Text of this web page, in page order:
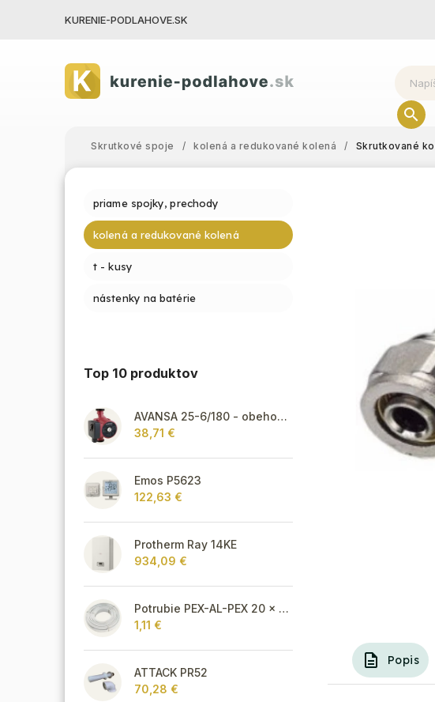
KURENIE-PODLAHOVE.SK
Skrutkové spoje / kolená a redukované kolená / Skrutkované
priame spojky, prechody
kolená a redukované kolená
t - kusy
nástenky na batérie
Top 10 produktov
AVANSA 25-6/180 - obehové čerpadlo, pripojovací závit 6/4"
38,71 €
Emos P5623
122,63 €
Protherm Ray 14KE
934,09 €
Potrubie PEX-AL-PEX 20 x 2 pre vykurovanie, podlahové kúrenie a vodu
1,11 €
ATTACK PR52
70,28 €
Popis